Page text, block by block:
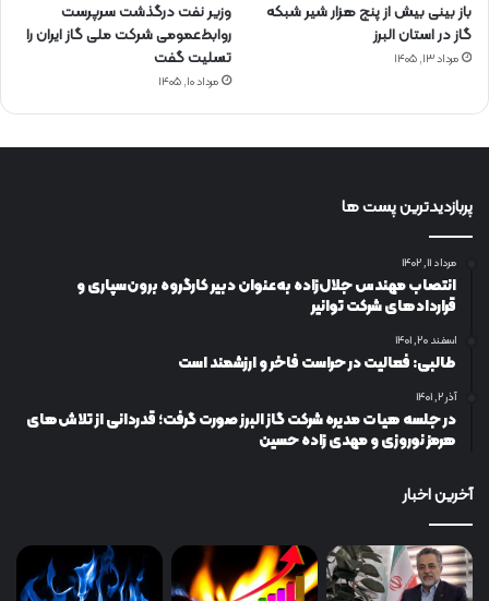
باز بینی بیش از پنج هزار شیر شبکه
گاز در استان البرز
مرداد ۱۳, ۱۴۰۵
وزیر نفت درگذشت سرپرست
روابط‌عمومی شرکت ملی گاز ایران را
تسلیت گفت
مرداد ۱۰, ۱۴۰۵
پربازدیدترین پست ها
مرداد ۱۱, ۱۴۰۲
انتصاب مهندس جلال‌زاده به‌عنوان دبیر كارگروه برون‌سپاری و
قراردادهای شركت توانیر
اسفند ۲۰, ۱۴۰۱
طالبی: فعالیت در حراست فاخر و ارزشمند است
آذر ۲, ۱۴۰۱
در جلسه هیات مدیره شرکت گاز البرز صورت گرفت؛ قدردانی از تلاش‌های
هرمز نوروزی و مهدی زاده حسین
آخرین اخبار